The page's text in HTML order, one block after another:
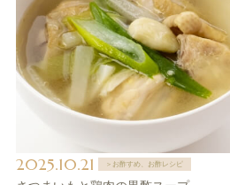
2025.10.21 ＞お酢すめ、お酢レシピ